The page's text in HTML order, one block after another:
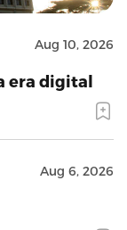
Aug 10, 2026
era digital
Aug 6, 2026